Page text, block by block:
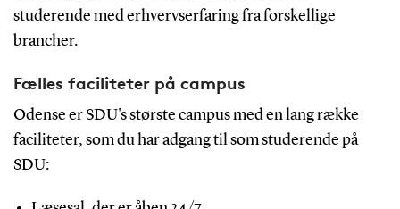
studerende med erhvervserfaring fra forskellige
brancher.
Fælles faciliteter på campus
Odense er SDU's største campus med en lang række
faciliteter, som du har adgang til som studerende på
SDU: